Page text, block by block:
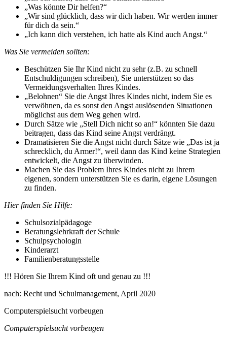
„Was könnte Dir helfen?“
„Wir sind glücklich, dass wir dich haben. Wir werden immer
für dich da sein.“
„Ich kann dich verstehen, ich hatte als Kind auch Angst.“
Was Sie vermeiden sollten:
Beschützen Sie Ihr Kind nicht zu sehr (z.B. zu schnell
Entschuldigungen schreiben), Sie unterstützen so das
Vermeidungsverhalten Ihres Kindes.
„Belohnen“ Sie die Angst Ihres Kindes nicht, indem Sie es
verwöhnen, da es sonst den Angst auslösenden Situationen
möglichst aus dem Weg gehen wird.
Durch Sätze wie „Stell Dich nicht so an!“ könnten Sie dazu
beitragen, dass das Kind seine Angst verdrängt.
Dramatisieren Sie die Angst nicht durch Sätze wie „Das ist ja
schrecklich, du Armer!“, weil dann das Kind keine Strategien
entwickelt, die Angst zu überwinden.
Machen Sie das Problem Ihres Kindes nicht zu Ihrem
eigenen, sondern unterstützen Sie es darin, eigene Lösungen
zu finden.
Hier finden Sie Hilfe:
Schulsozialpädagoge
Beratungslehrkraft der Schule
Schulpsychologin
Kinderarzt
Familienberatungsstelle
!!! Hören Sie Ihrem Kind oft und genau zu !!!
nach: Recht und Schulmanagement, April 2020
Computerspielsucht vorbeugen
Computerspielsucht vorbeugen